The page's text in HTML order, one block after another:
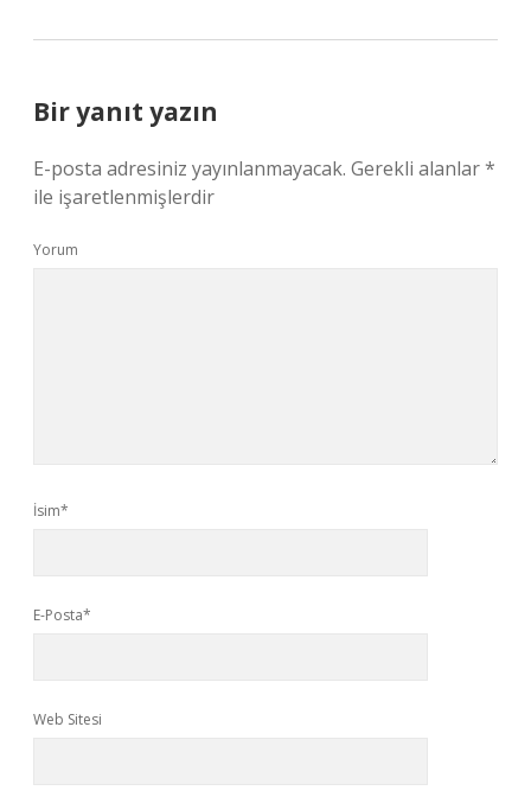
Bir yanıt yazın
E-posta adresiniz yayınlanmayacak. Gerekli alanlar*
ile işaretlenmişlerdir
Yorum
İsim*
E-Posta*
Web Sitesi